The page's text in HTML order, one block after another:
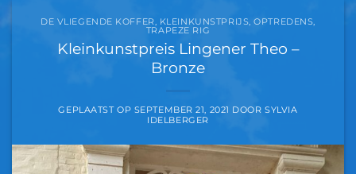
DE VLIEGENDE KOFFER KLEINKUNSTPRIJS ,OPTREDENS
TRAPEZE RIG
Kleinkunstpreis Lingener Theo –
Bronze
GEPLAATST OP SEPTEMBER 21, 2021 DOORSYLVIA
IDELBERGER